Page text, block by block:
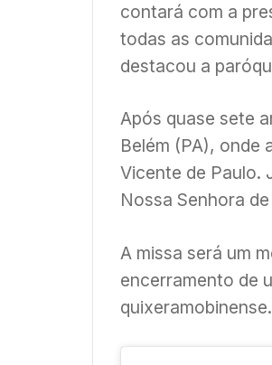
contará com a
todas as
destacou a
Após quase sete
Belém (PA), onde
Vicente de Paulo.
Nossa Senhora
A missa será um
encerramento de
quixeramobinense.